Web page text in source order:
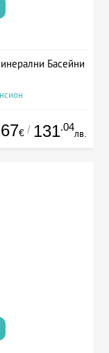
Басейни
67€ / 131.04
лв.